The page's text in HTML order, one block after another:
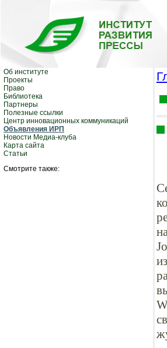
Об институте
Проекты
Право
Библиотека
Партнеры
Полезные ссылки
Центр инновационных коммуникаций
Объявления ИРП
Новости Медиа-клуба
Карта сайта
Статьи
Смотрите также: